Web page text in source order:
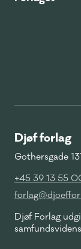
Djøf forlag
Gothersgade
+45 39 13 55
Djøf Forlag